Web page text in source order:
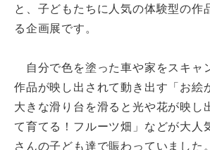
と、子どもたちに人気の体験型の作
る企画展です。
自分で色を塗った車や家をスキャ
作品が映し出されて動き出す「お絵
大きな滑り台を滑ると光や花が映し
て育てる！フルーツ畑」などが大人
さんの子ども達で賑わっていました。